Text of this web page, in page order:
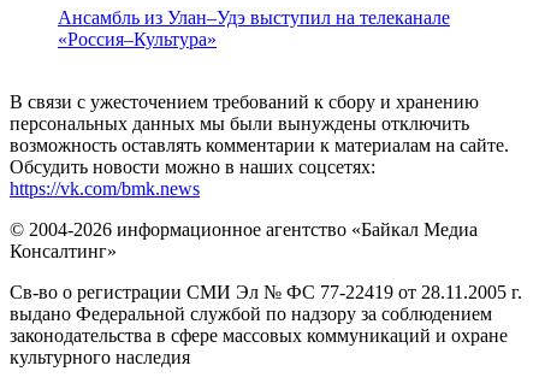
Ансамбль из Улан–Удэ выступил на телеканале
«Россия–Культура»
В связи с ужесточением требований к сбору и хранению
персональных данных мы были вынуждены отключить
возможность оставлять комментарии к материалам на сайте.
Обсудить новости можно в наших соцсетях:
https://vk.com/bmk.news
© 2004-2026 информационное агентство «Байкал Медиа
Консалтинг»
Св-во о регистрации СМИ Эл № ФС 77-22419 от 28.11.2005 г.
выдано Федеральной службой по надзору за соблюдением
законодательства в сфере массовых коммуникаций и охране
культурного наследия